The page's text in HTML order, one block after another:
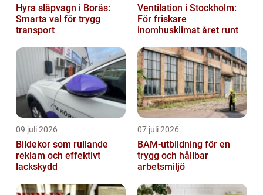
Hyra släpvagn i Borås:
Smarta val för trygg
transport
Ventilation i Stockholm:
För friskare
inomhusklimat året runt
09 juli 2026
Bildekor som rullande
reklam och effektivt
lackskydd
07 juli 2026
BAM-utbildning för en
trygg och hållbar
arbetsmiljö